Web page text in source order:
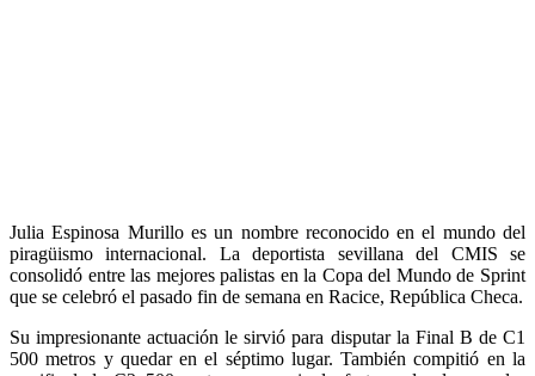
Julia Espinosa Murillo es un nombre reconocido en el mundo del
piragüismo internacional. La deportista sevillana del CMIS se
consolidó entre las mejores palistas en la Copa del Mundo de Sprint
que se celebró el pasado fin de semana en Racice, República Checa.
Su impresionante actuación le sirvió para disputar la Final B de C1
500 metros y quedar en el séptimo lugar. También compitió en la